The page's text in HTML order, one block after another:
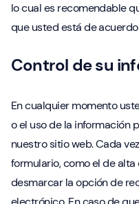
lo cual es recomendable
que usted está de
Control de su
En cualquier momento
o el uso de la información
nuestro sitio web. Cada
formulario, como el de
desmarcar la opción de